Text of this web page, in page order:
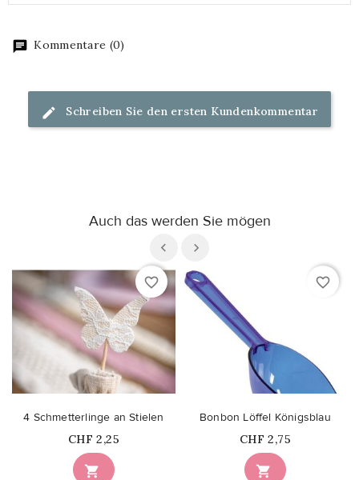
Kommentare (0)
Schreiben Sie den ersten Kundenkommentar
Auch das werden Sie mögen
favorite_border

4 Schmetterlinge an Stielen
Price
CHF 2,25
favorite_border

Bonbon Löffel Königsblau
Price
CHF 2,75